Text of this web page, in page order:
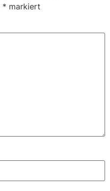
* markiert